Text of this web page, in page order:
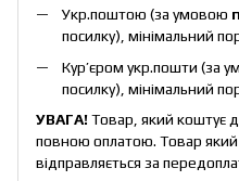
Укр.поштою (за умовою
посилку), мінімальний
Кур’єром укр.пошти (за
посилку), мінімальний
УВАГА!Товар, який коштує
повною оплатою. Товар який
відправляється за